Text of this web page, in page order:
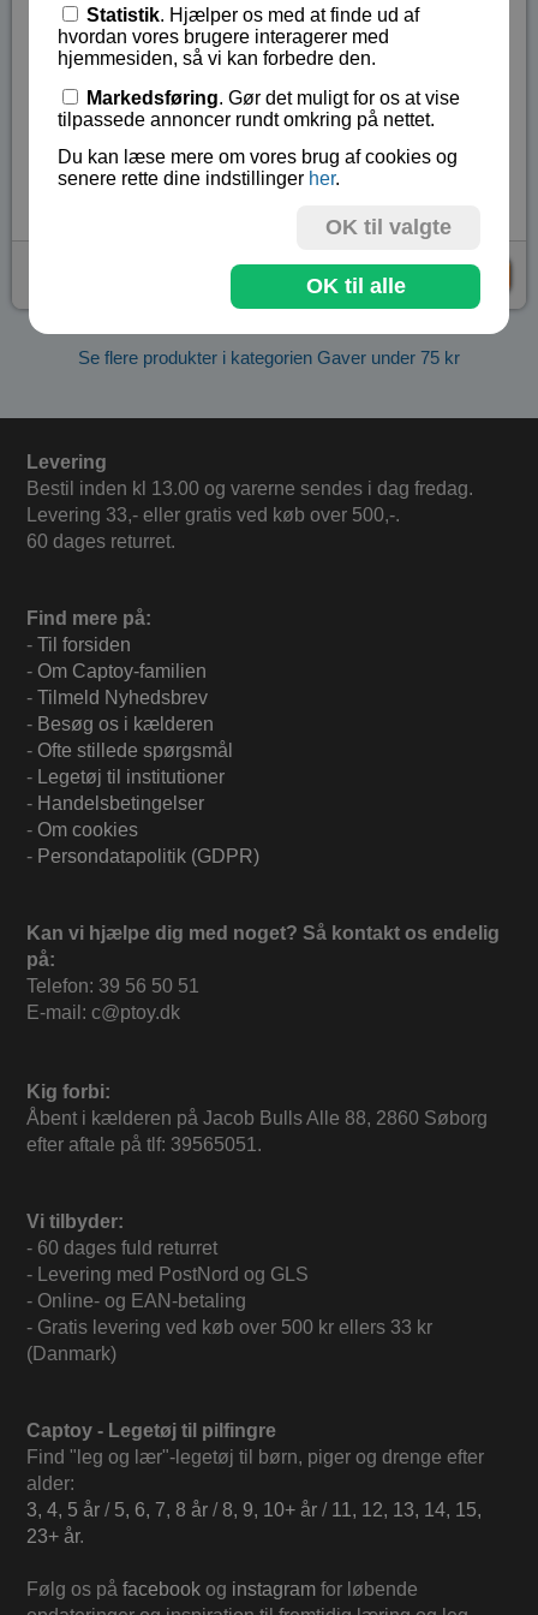
Selve luppen er 11 cm lang og 5 cm bred.
Husk, du må aldrig, aldrig, aldrig kikke op mod solen
gennem en lup, da du resikerer at brænde dit øje i
stykker.
Lagerstatus:På lager
Vare nr.:EDU-MG040
Se flere produkter i kategorien Gaver under 75 kr
Levering
Bestil inden kl 13.00 og varerne sendes i dag fredag.
Levering 33,- eller gratis ved køb over 500,-.
60 dages returret.
Find mere på:
- Til forsiden
- Om Captoy-familien
- Tilmeld Nyhedsbrev
- Besøg os i kælderen
- Ofte stillede spørgsmål
- Legetøj til institutioner
- Handelsbetingelser
- Om cookies
- Persondatapolitik (GDPR)
Kan vi hjælpe dig med noget? Så kontakt os endelig
på:
Telefon: 39 56 50 51
E-mail: c@ptoy.dk
Kig forbi:
Åbent i kælderen på Jacob Bulls Alle 88, 2860 Søborg
efter aftale på tlf: 39565051.
Vi tilbyder:
- 60 dages fuld returret
- Levering med PostNord og GLS
- Online- og EAN-betaling
- Gratis levering ved køb over 500 kr ellers 33 kr
(Danmark)
Captoy - Legetøj til pilfingre
Find "leg og lær"-legetøj til børn, piger og drenge efter
alder:
3, 4, 5 år / 5, 6, 7, 8 år /8, 9, 10+ år / 11, 12, 13, 14, 15,
23+ år.
Følg os på facebook og instagram for løbende
Statistik. Hjælper os med at finde ud af
hvordan vores brugere interagerer med
hjemmesiden, så vi kan forbedre den.
Markedsføring. Gør det muligt for os at vise
tilpassede annoncer rundt omkring på nettet.
Du kan læse mere om vores brug af cookies og
senere rette dine indstillinger her.
OK til valgte
OK til alle